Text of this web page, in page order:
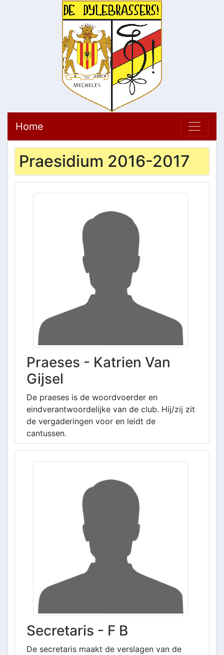
Home
Praesidium 2016-2017
Praeses - Katrien Van
Gijsel
De praeses is de woordvoerder en
eindverantwoordelijke van de club. Hij/zij zit
de vergaderingen voor en leidt de
cantussen.
Secretaris - F B
De secretaris maakt de verslagen van de